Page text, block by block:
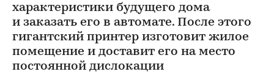
характеристики будущего дома
и заказать его в автомате. После этого
гигантский принтер изготовит жилое
помещение и доставит его на место
постоянной дислокации